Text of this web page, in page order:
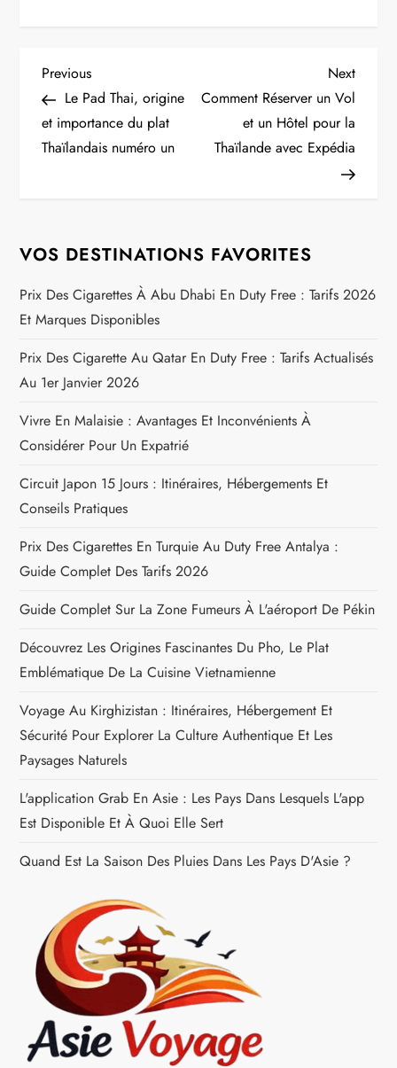
N
a
v
g
a
t
i
o
n
d
e
l
’
a
r
t
i
c
l
e
Previous
Post
Previous
Le Pad Thai, origine
et importance du plat
Thaïlandais numéro un
Next
Post
Next
Comment Réserver un Vol
et un Hôtel pour la
Thaïlande avec Expédia
VOS DESTINATIONS FAVORITES
Prix Des Cigarettes À Abu Dhabi En Duty Free : Tarifs 2026
Et Marques Disponibles
Prix Des Cigarette Au Qatar En Duty Free : Tarifs Actualisés
Au 1er Janvier 2026
Vivre En Malaisie : Avantages Et Inconvénients À
Considérer Pour Un Expatrié
Circuit Japon 15 Jours : Itinéraires, Hébergements Et
Conseils Pratiques
Prix Des Cigarettes En Turquie Au Duty Free Antalya :
Guide Complet Des Tarifs 2026
Guide Complet Sur La Zone Fumeurs À L'aéroport De Pékin
Découvrez Les Origines Fascinantes Du Pho, Le Plat
Emblématique De La Cuisine Vietnamienne
Voyage Au Kirghizistan : Itinéraires, Hébergement Et
Sécurité Pour Explorer La Culture Authentique Et Les
Paysages Naturels
L'application Grab En Asie : Les Pays Dans Lesquels L'app
Est Disponible Et À Quoi Elle Sert
Quand Est La Saison Des Pluies Dans Les Pays D'Asie ?